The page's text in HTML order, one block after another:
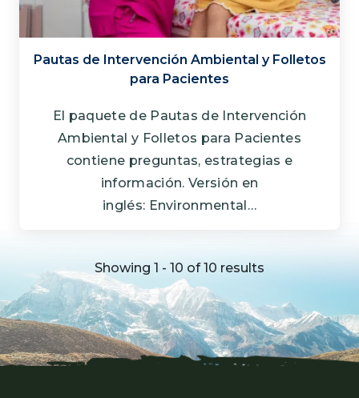
Pautas de Intervención Ambiental y Folletos
para Pacientes
El paquete de Pautas de Intervención
Ambiental y Folletos para Pacientes
contiene preguntas, estrategias e
información. Versión en
inglés: Environmental…
Showing 1 - 10 of 10 results